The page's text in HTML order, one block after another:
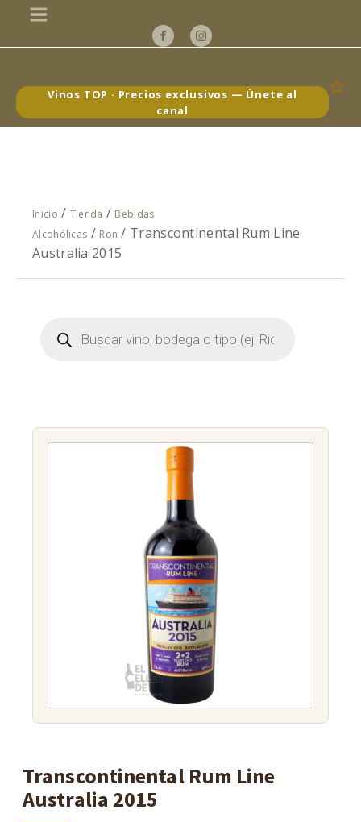
Vinos TOP · Precios exclusivos — Únete al
canal
Inicio / Tienda / Bebidas
Alcohólicas / Ron / Transcontinental Rum Line
Australia 2015
Búsqueda
Transcontinental Rum Line
Australia 2015